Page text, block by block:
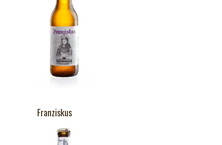
Franziskus